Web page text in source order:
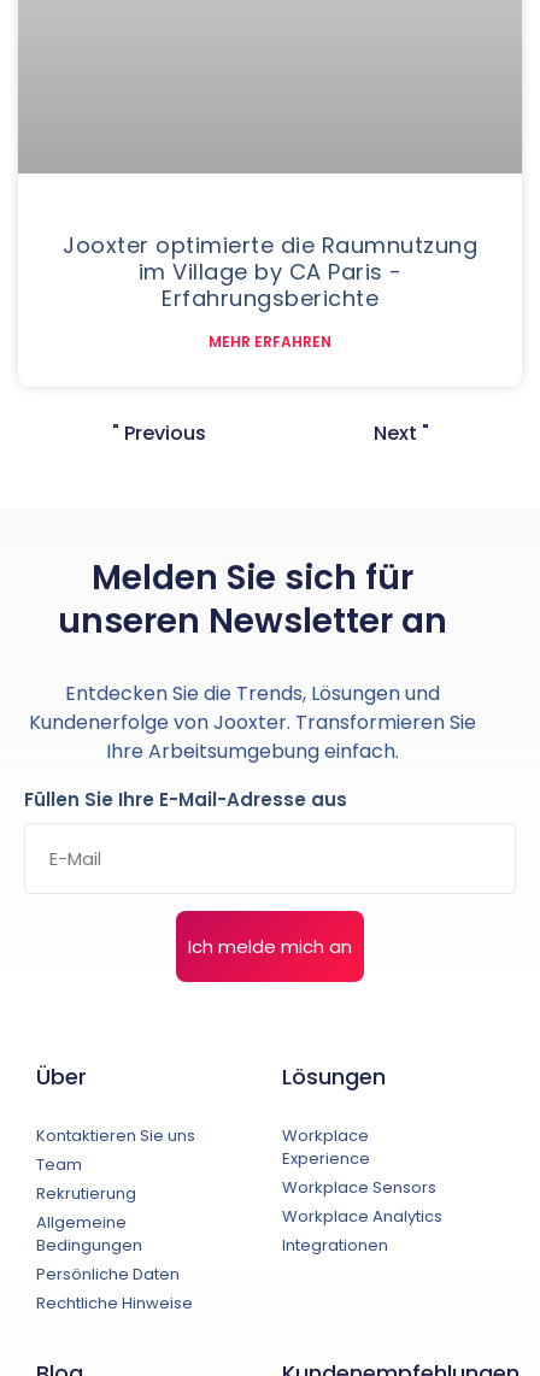
Jooxter optimierte die Raumnutzung
im Village by CA Paris -
Erfahrungsberichte
MEHR ERFAHREN
" Previous Next "
Melden Sie sich für
unseren Newsletter an
Entdecken Sie die Trends, Lösungen und
Kundenerfolge von Jooxter. Transformieren Sie
Ihre Arbeitsumgebung einfach.
Füllen Sie Ihre E-Mail-Adresse aus
Ich melde mich an
Über
Kontaktieren Sie uns
Team
Rekrutierung
Allgemeine
Bedingungen
Persönliche Daten
Rechtliche Hinweise
Lösungen
Workplace
Experience
Workplace Sensors
Workplace Analytics
Integrationen